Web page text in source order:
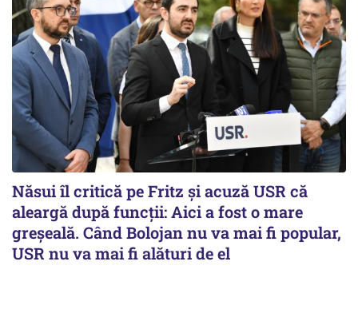
Năsui îl critică pe Fritz și acuză USR că
aleargă după funcții: Aici a fost o mare
greșeală. Când Bolojan nu va mai fi popular,
USR nu va mai fi alături de el